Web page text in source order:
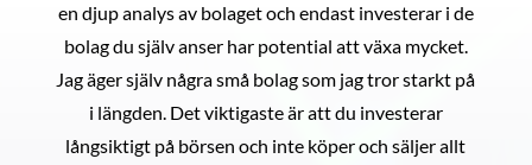
en djup analys av bolaget och endast investerar i de
bolag du själv anser har potential att växa mycket.
Jag äger själv några små bolag som jag tror starkt på
i längden. Det viktigaste är att du investerar
långsiktigt på börsen och inte köper och säljer allt